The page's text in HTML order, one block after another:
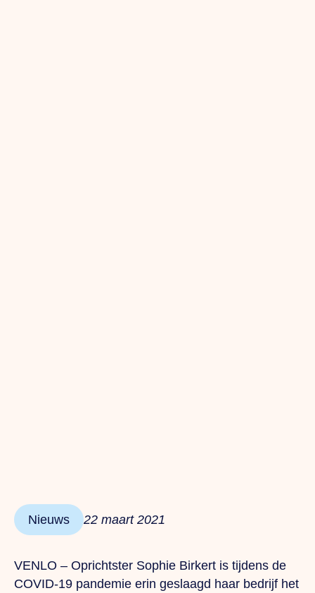
Nieuws 22 maart 2021
VENLO – Oprichtster Sophie Birkert is tijdens de
COVID-19 pandemie erin geslaagd haar bedrijf het